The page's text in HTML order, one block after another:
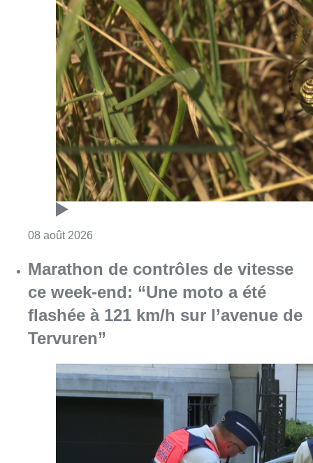
08 août 2026
Marathon de contrôles de vitesse
ce week-end: “Une moto a été
flashée à 121 km/h sur l’avenue de
Tervuren”